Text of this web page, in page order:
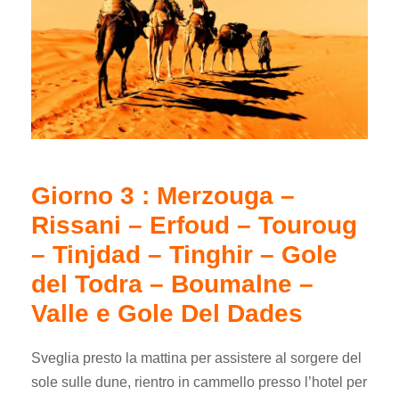
Giorno 3 : Merzouga –
Rissani – Erfoud – Touroug
– Tinjdad – Tinghir – Gole
del Todra – Boumalne –
Valle e Gole Del Dades
Sveglia presto la mattina per assistere al sorgere del
sole sulle dune, rientro in cammello presso l’hotel per